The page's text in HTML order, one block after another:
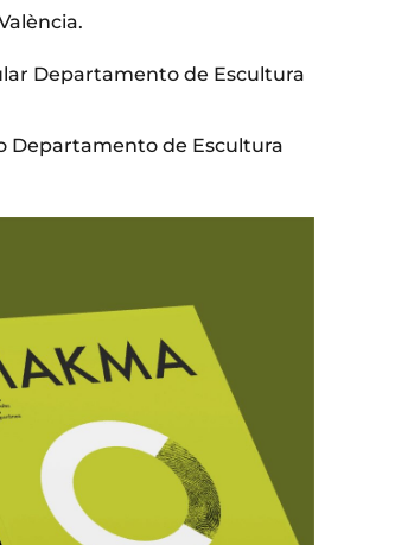
Departamento de Escultura
Departamento de Escultura